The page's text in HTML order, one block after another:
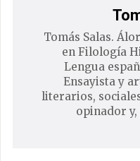
Tomás Salas.
en Filología
Lengua
Ensayista y
literarios,
opinador